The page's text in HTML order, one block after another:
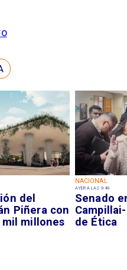
del
Piñera con
millones
NACIONAL
AYER A LAS 9:49
Senado
de Ética